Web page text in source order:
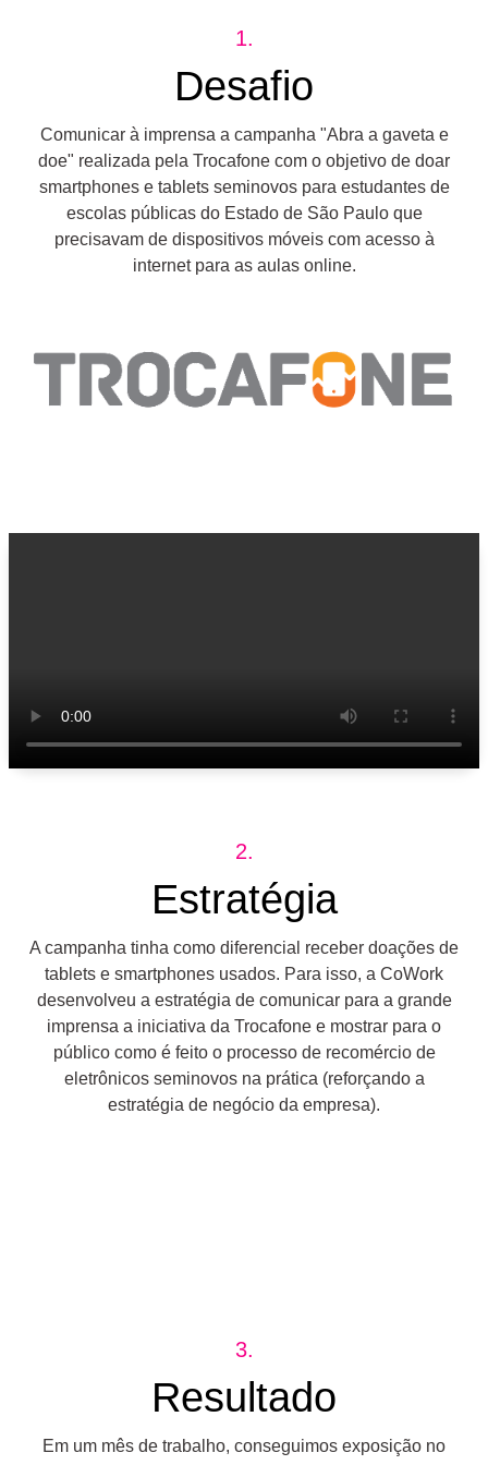
1.
Desafio
Comunicar à imprensa a campanha "Abra a gaveta e
doe" realizada pela Trocafone com o objetivo de doar
smartphones e tablets seminovos para estudantes de
escolas públicas do Estado de São Paulo que
precisavam de dispositivos móveis com acesso à
internet para as aulas online.
2.
Estratégia
A campanha tinha como diferencial receber doações de
tablets e smartphones usados. Para isso, a CoWork
desenvolveu a estratégia de comunicar para a grande
imprensa a iniciativa da Trocafone e mostrar para o
público como é feito o processo de recomércio de
eletrônicos seminovos na prática (reforçando a
estratégia de negócio da empresa).
3.
Resultado
Em um mês de trabalho, conseguimos exposição no